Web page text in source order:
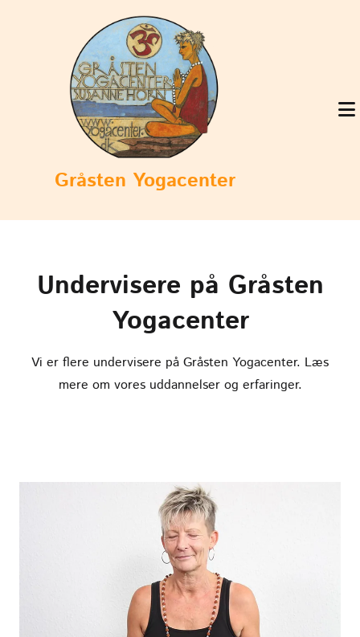
Gråsten Yogacenter
Undervisere på Gråsten
Yogacenter
Vi er flere undervisere på Gråsten Yogacenter. Læs
mere om vores uddannelser og erfaringer.